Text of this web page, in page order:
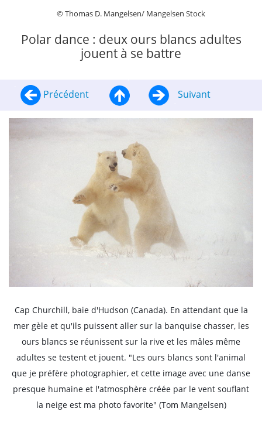
© Thomas D. Mangelsen/ Mangelsen Stock
Polar dance : deux ours blancs adultes
jouent à se battre
Précédent Suivant
Cap Churchill, baie d'Hudson (Canada). En attendant que la
mer gèle et qu'ils puissent aller sur la banquise chasser, les
ours blancs se réunissent sur la rive et les mâles même
adultes se testent et jouent. "Les ours blancs sont l'animal
que je préfère photographier, et cette image avec une danse
presque humaine et l'atmosphère créée par le vent souflant
la neige est ma photo favorite" (Tom Mangelsen)